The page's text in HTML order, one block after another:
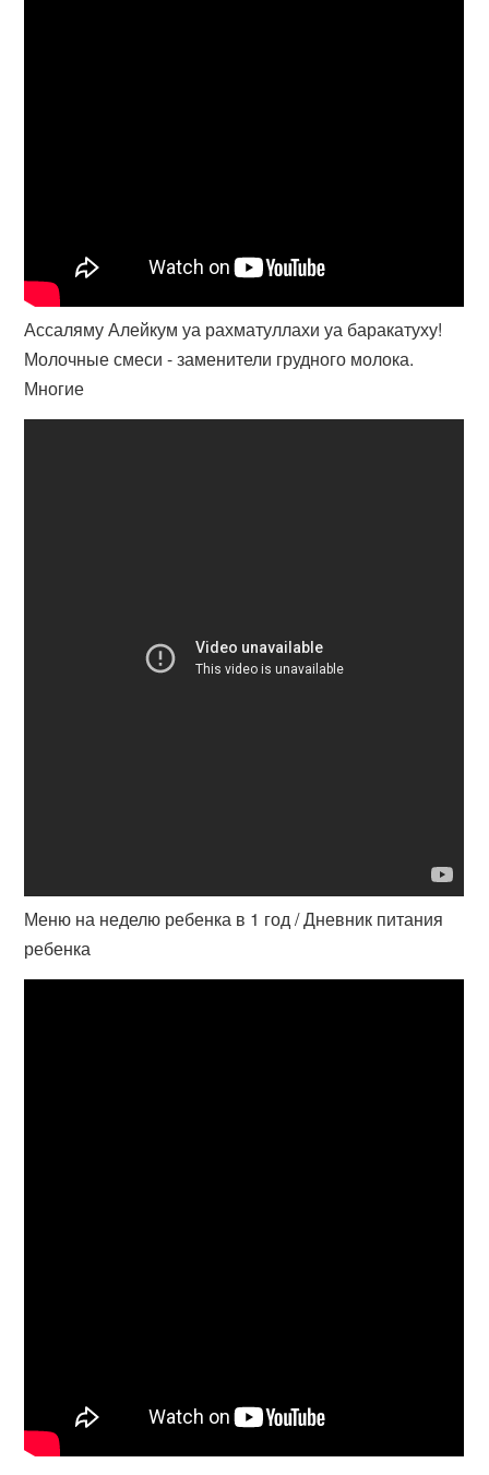
Ассаляму Алейкум уа рахматуллахи уа баракатуху!
Молочные смеси - заменители грудного молока.
Многие
Меню на неделю ребенка в 1 год / Дневник питания
ребенка